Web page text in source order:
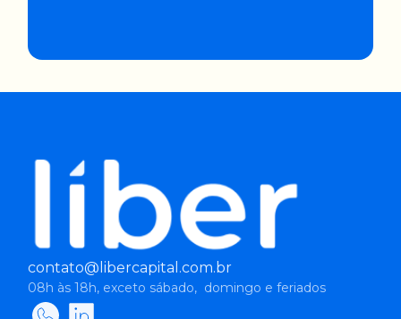
contato@libercapital.com.br
08h às 18h, exceto sábado, domingo e feriados